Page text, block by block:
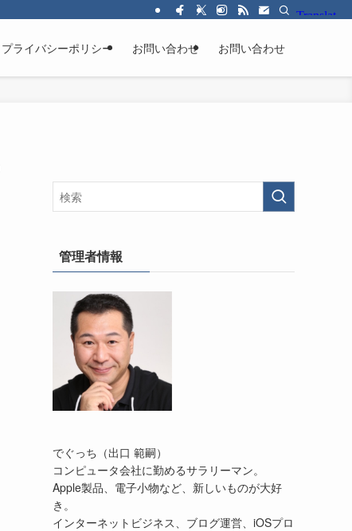
プライバシーポリシー お問い合わせ お問い合わせ
管理者情報
でぐっち（出口 範嗣）
コンピュータ会社に勤めるサラリーマン。
Apple製品、電子小物など、新しいものが大好
き。
インターネットビジネス、ブログ運営、iOSプロ